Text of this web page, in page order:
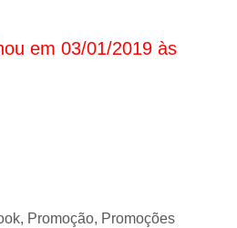
em 03/01/2019 às
, Promoção, Promoções